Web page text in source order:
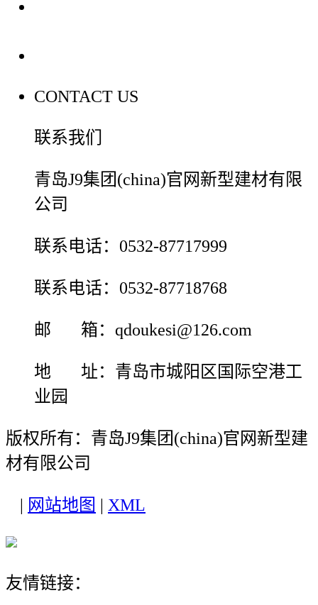
CONTACT US
联系我们
青岛J9集团(china)官网新型建材有限
公司
联系电话：0532-87717999
联系电话：0532-87718768
邮 箱：qdoukesi@126.com
地 址：青岛市城阳区国际空港工
业园
版权所有：青岛J9集团(china)官网新型建
材有限公司
网站地图 XML
友情链接：